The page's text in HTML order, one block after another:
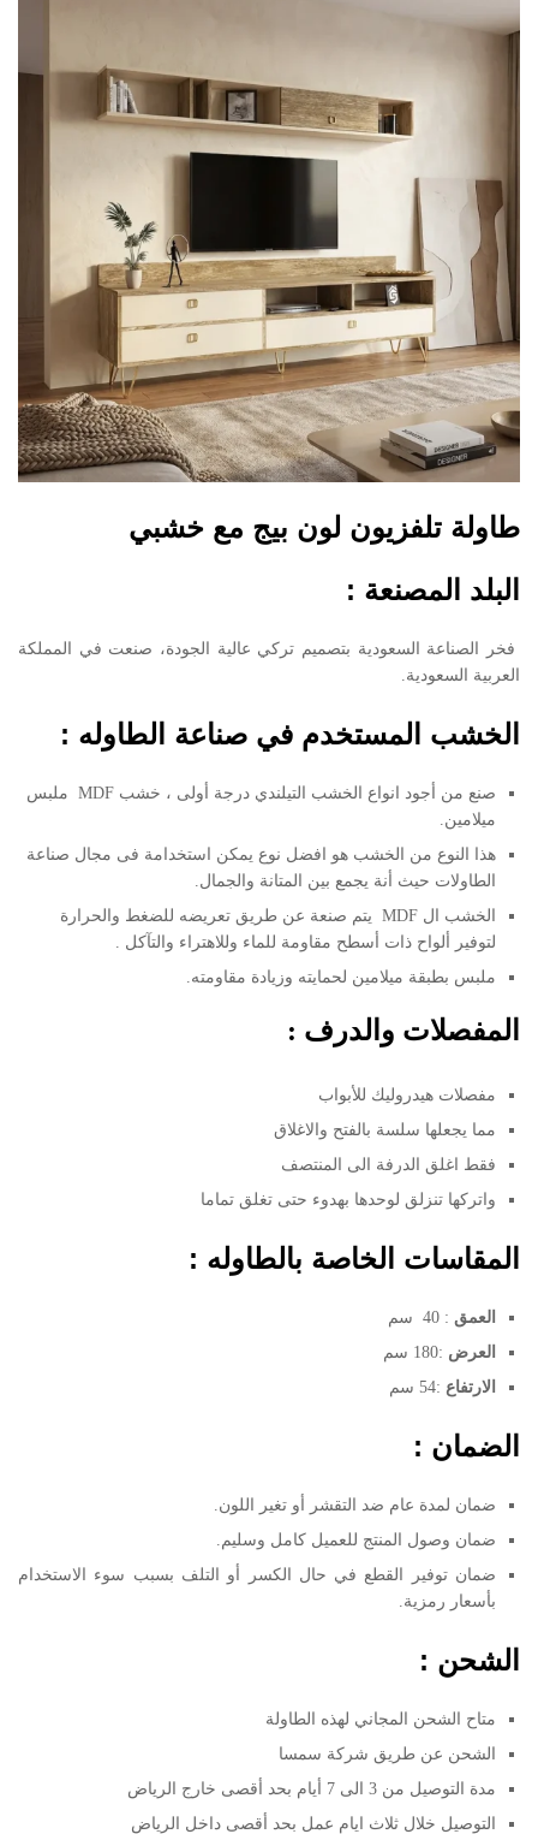
طاولة تلفزيون لون بيج مع خشبي
البلد المصنعة :
فخر الصناعة السعودية بتصميم تركي عالية الجودة، صنعت في المملكة
العربية السعودية.
الخشب المستخدم في صناعة الطاوله :
صنع من أجود انواع الخشب التيلندي درجة أولى ، خشب MDF ملبس
ميلامين.
هذا النوع من الخشب هو افضل نوع يمكن استخدامة فى مجال صناعة
الطاولات حيث أنة يجمع بين المتانة والجمال.
الخشب ال MDF يتم صنعة عن طريق تعريضه للضغط والحرارة
لتوفير ألواح ذات أسطح مقاومة للماء وللاهتراء والتآكل .
ملبس بطبقة ميلامين لحمايته وزيادة مقاومته.
المفصلات والدرف :
مفصلات هيدروليك للأبواب
مما يجعلها سلسة بالفتح والاغلاق
فقط اغلق الدرفة الى المنتصف
واتركها تنزلق لوحدها بهدوء حتى تغلق تماما
المقاسات الخاصة بالطاوله :
العمق : 40 سم
العرض :180 سم
الارتفاع :54 سم
الضمان :
ضمان لمدة عام ضد التقشر أو تغير اللون.
ضمان وصول المنتج للعميل كامل وسليم.
ضمان توفير القطع في حال الكسر أو التلف بسبب سوء الاستخدام
بأسعار رمزية.
الشحن :
متاح الشحن المجاني لهذه الطاولة
الشحن عن طريق شركة سمسا
مدة التوصيل من 3 الى 7 أيام بحد أقصى خارج الرياض
التوصيل خلال ثلاث ايام عمل بحد أقصى داخل الرياض